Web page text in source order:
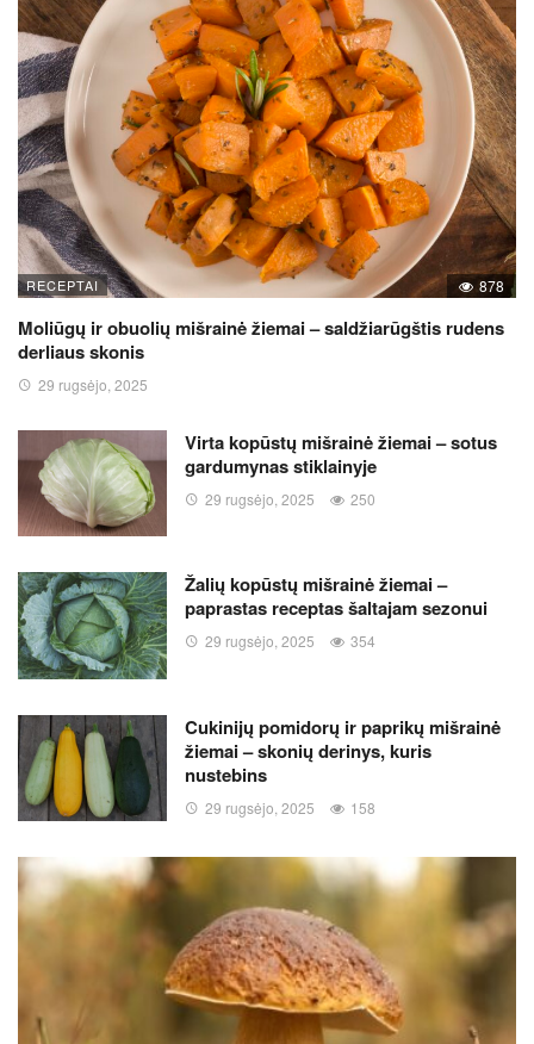
RECEPTAI 878
Moliūgų ir obuolių mišrainė žiemai – saldžiarūgštis rudens
derliaus skonis
29 rugsėjo, 2025
Virta kopūstų mišrainė žiemai – sotus
gardumynas stiklainyje
29 rugsėjo, 2025 250
Žalių kopūstų mišrainė žiemai –
paprastas receptas šaltajam sezonui
29 rugsėjo, 2025 354
Cukinijų pomidorų ir paprikų mišrainė
žiemai – skonių derinys, kuris
nustebins
29 rugsėjo, 2025 158